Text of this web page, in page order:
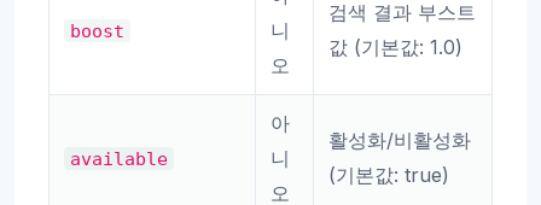
boost
니
오
검색 결과 부스트
값 (기본값: 1.0)
available
아
니
오
활성화/비활성화
(기본값: true)